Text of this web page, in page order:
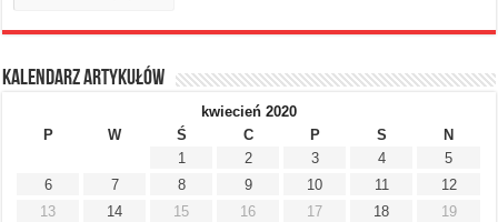
Kalendarz artykułów
kwiecień 2020
P
W Ś C P S
N
1
2 3 4
5
6
7 8 9 10 11
12
13
14 15 16 17 18
19